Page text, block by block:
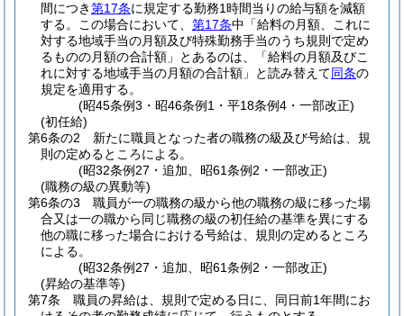
間につき第17条に規定する勤務1時間当りの給与額を減額
する。
この場合において、 第17条中「給料の月額、これに
対する地域手当の月額及び特殊勤務手当のうち規則で定め
るものの月額の合計額」とあるのは、「給料の月額及びこ
れに対する地域手当の月額の合計額」と読み替えて同条の
規定を適用する。
(昭45条例3・昭46条例1・平18条例4・一部改正)
(初任給)
第6条の2
新たに職員となった者の職務の級及び号給は、規
則の定めるところによる。
(昭32条例27・追加、昭61条例2・一部改正)
(職務の級の異動等)
第6条の3
職員が一の職務の級から他の職務の級に移った場
合又は一の職から同じ職務の級の初任給の基準を異にする
他の職に移った場合における号給は、規則の定めるところ
による。
(昭32条例27・追加、昭61条例2・一部改正)
(昇給の基準等)
第7条
職員の昇給は、規則で定める日に、同日前1年間にお